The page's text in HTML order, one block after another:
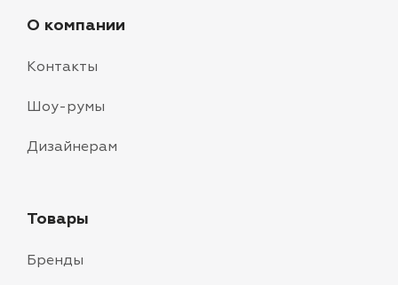
О компании
Контакты
Шоу-румы
Дизайнерам
Товары
Бренды